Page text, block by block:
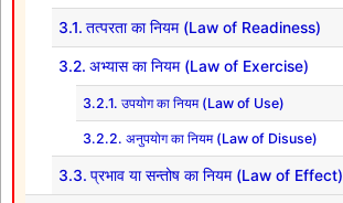
तत्परता का नियम (Law of Readiness)
अभ्यास का नियम (Law of Exercise)
उपयोग का नियम (Law of Use)
अनुपयोग का नियम (Law of Disuse)
प्रभाव या सन्तोष का नियम (Law of Effect)